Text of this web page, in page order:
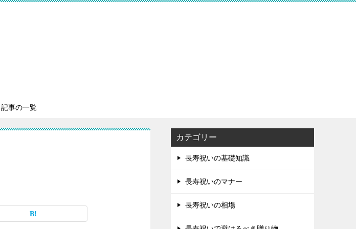
記事の一覧
カテゴリー
長寿祝いの基礎知識
長寿祝いのマナー
長寿祝いの相場